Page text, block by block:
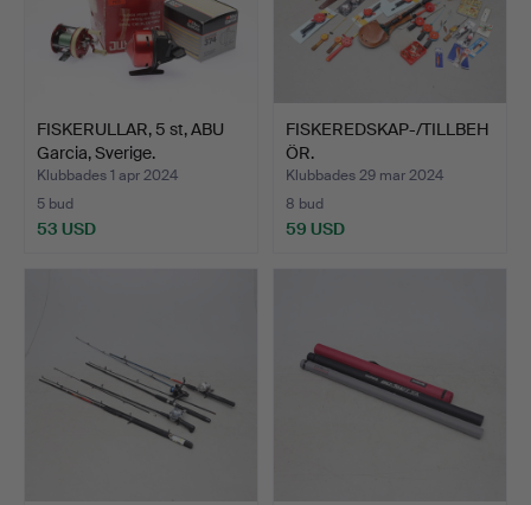
FISKERULLAR, 5 st, ABU
Garcia, Sverige.
Klubbades 1 apr 2024
5 bud
53 USD
FISKEREDSKAP-/TILLBEH
ÖR.
Klubbades 29 mar 2024
8 bud
59 USD